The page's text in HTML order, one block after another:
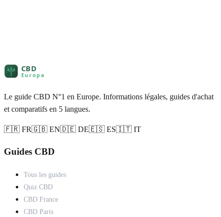
Le guide CBD N°1 en Europe. Informations légales, guides d'achat
et comparatifs en 5 langues.
🇫🇷 FR🇬🇧 EN🇩🇪 DE🇪🇸 ES🇮🇹 IT
Guides CBD
Tous les guides
Quiz CBD
CBD France
CBD Paris